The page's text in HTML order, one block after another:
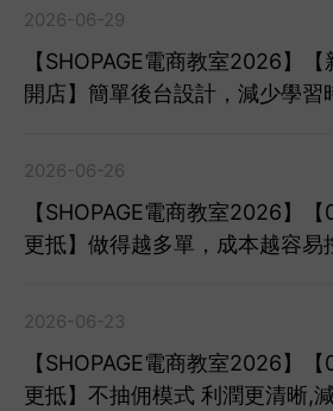
2026-06-29
【SHOPAGE電商教室2026】
開店】簡單後台設計，減少學習
2026-06-26
【SHOPAGE電商教室2026】
更抵】做得越多單，成本越容易
2026-06-23
【SHOPAGE電商教室2026】
更抵】不抽佣模式 利潤更清晰,